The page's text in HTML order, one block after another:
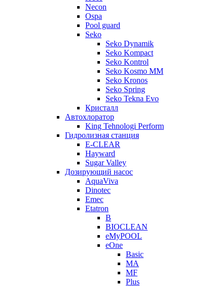
Necon
Ospa
Pool guard
Seko
Seko Dynamik
Seko Kompact
Seko Kontrol
Seko Kosmo MM
Seko Kronos
Seko Spring
Seko Tekna Evo
Кристалл
Автохлоратор
King Tehnologi Perform
Гидролизная станция
E-CLEAR
Hayward
Sugar Valley
Дозирующий насос
AquaViva
Dinotec
Emec
Etatron
B
BIOCLEAN
eMyPOOL
eOne
Basic
MA
MF
Plus